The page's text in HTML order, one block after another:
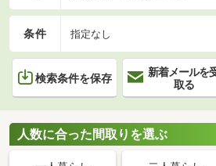
条件 指定なし
検索条件を保存
新着メールを
取る
人数に合った間取りを選ぶ